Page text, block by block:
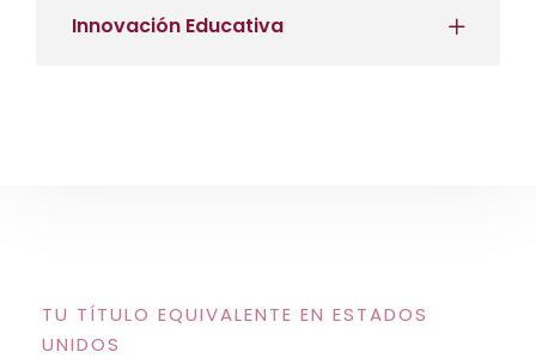
Innovación Educativa
TU TÍTULO EQUIVALENTE EN ESTADOS
UNIDOS